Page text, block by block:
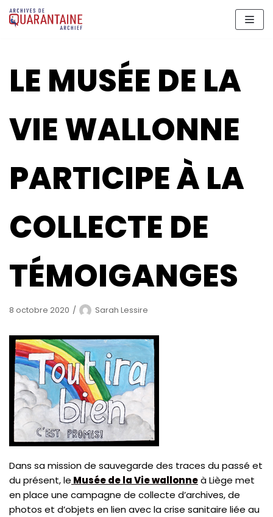
Aller
au
LE MUSÉE DE LA
VIE WALLONNE
PARTICIPE À LA
COLLECTE DE
TÉMOIGANGES
8 octobre 2020 Sarah Lessire
Dans sa mission de sauvegarde des traces du passé et
du présent, le Musée de la Vie wallonneà Liège met
en place une campagne de collecte d’archives, de
photos et d’objets en lien avec la crise sanitaire liée au